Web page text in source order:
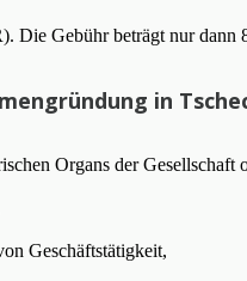
Die Gebühr beträgt nur
in
Organs der
Geschäftstätigkeit,